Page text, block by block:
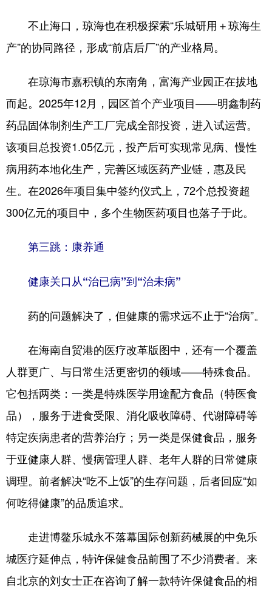
不止海口，琼海也在积极探索“乐城研用＋琼海生
产”的协同路径，形成“前店后厂”的产业格局。
在琼海市嘉积镇的东南角，富海产业园正在拔地
而起。2025年12月，园区首个产业项目——明鑫制药
药品固体制剂生产工厂完成全部投资，进入试运营。
该项目总投资1.05亿元，投产后可实现常见病、慢性
病用药本地化生产，完善区域医药产业链，惠及民
生。在2026年项目集中签约仪式上，72个总投资超
300亿元的项目中，多个生物医药项目也落子于此。
第三跳：康养通
健康关口从“治已病”到“治未病”
药的问题解决了，但健康的需求远不止于“治病”。
在海南自贸港的医疗改革版图中，还有一个覆盖
人群更广、与日常生活更密切的领域——特殊食品。
它包括两类：一类是特殊医学用途配方食品（特医食
品），服务于进食受限、消化吸收障碍、代谢障碍等
特定疾病患者的营养治疗；另一类是保健食品，服务
于亚健康人群、慢病管理人群、老年人群的日常健康
调理。前者解决“吃不上饭”的生存问题，后者回应“如
何吃得健康”的品质追求。
走进博鳌乐城永不落幕国际创新药械展的中免乐
城医疗延伸点，特许保健食品前围了不少消费者。来
自北京的刘女士正在咨询了解一款特许保健食品的相